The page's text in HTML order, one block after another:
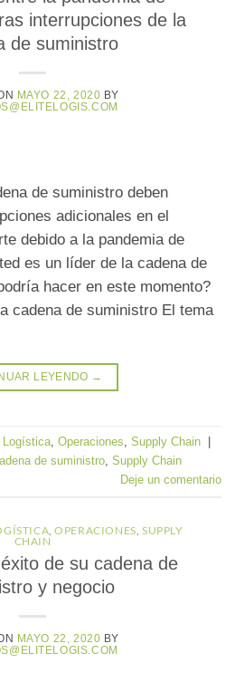
interrupciones de la
de suministro
MAYO 22, 2020 BY
de suministro deben
adicionales en el
debido a la pandemia de
es un líder de la cadena de
hacer en este momento?
cadena de suministro El tema
LEYENDO →
Logística, Operaciones, Supply Chain
de suministro, Supply Chain
Deje un comentario
,OPERACIONES SUPPLY
CHAIN
de su cadena de
y negocio
MAYO 22, 2020 BY